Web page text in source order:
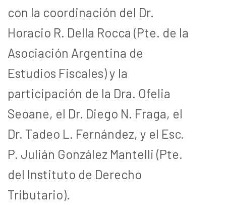
con la coordinación del Dr.
Horacio R. Della Rocca (Pte. de la
Asociación Argentina de
Estudios Fiscales) y la
participación de la Dra. Ofelia
Seoane, el Dr. Diego N. Fraga, el
Dr. Tadeo L. Fernández, y el Esc.
P. Julián González Mantelli (Pte.
del Instituto de Derecho
Tributario).